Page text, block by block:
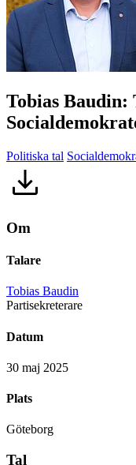
Tobias Baudin:
Politiska tal
Om
Talare
Tobias Baudin
Partisekreterare
Datum
30 maj 2025
Plats
Göteborg
Tal